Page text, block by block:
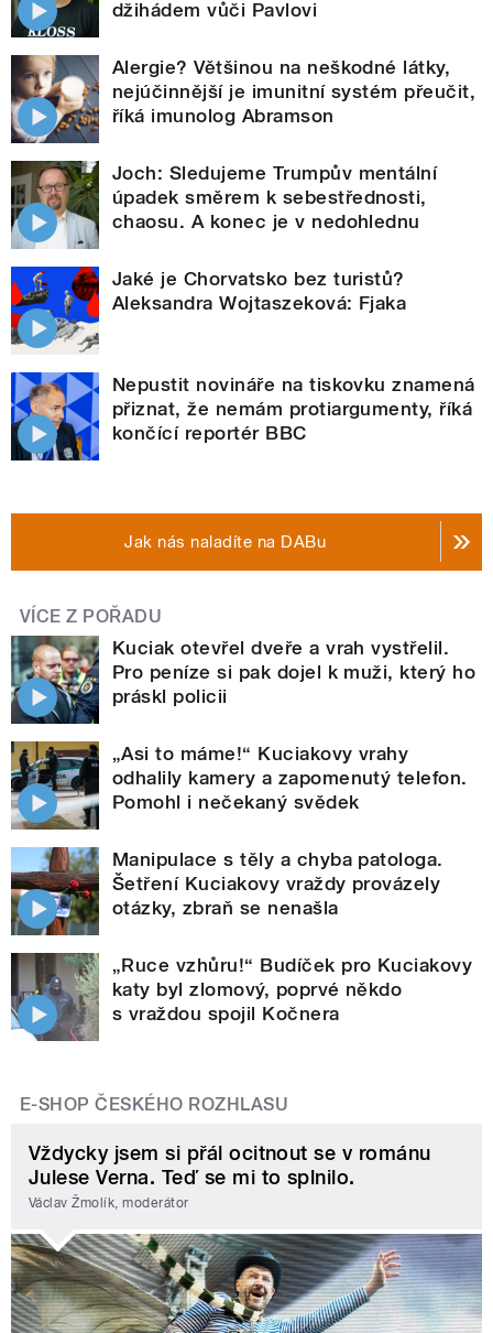
džihádem vůči Pavlovi
Alergie? Většinou na neškodné látky,
nejúčinnější je imunitní systém přeučit,
říká imunolog Abramson
Joch: Sledujeme Trumpův mentální
úpadek směrem k sebestřednosti,
chaosu. A konec je v nedohlednu
Jaké je Chorvatsko bez turistů?
Aleksandra Wojtaszeková: Fjaka
Nepustit novináře na tiskovku znamená
přiznat, že nemám protiargumenty, říká
končící reportér BBC
Jak nás naladíte na DABu
VÍCE Z POŘADU
Kuciak otevřel dveře a vrah vystřelil.
Pro peníze si pak dojel k muži, který ho
práskl policii
„Asi to máme!“ Kuciakovy vrahy
odhalily kamery a zapomenutý telefon.
Pomohl i nečekaný svědek
Manipulace s těly a chyba patologa.
Šetření Kuciakovy vraždy provázely
otázky, zbraň se nenašla
„Ruce vzhůru!“ Budíček pro Kuciakovy
katy byl zlomový, poprvé někdo
s vraždou spojil Kočnera
E-SHOP ČESKÉHO ROZHLASU
Vždycky jsem si přál ocitnout se v románu
Julese Verna. Teď se mi to splnilo.
Václav Žmolík, moderátor